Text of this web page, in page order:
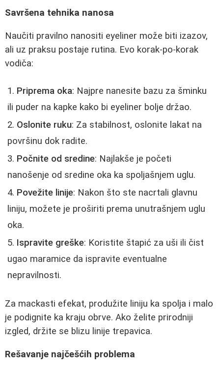
Savršena tehnika nanosa
Naučiti pravilno nanositi eyeliner može biti izazov,
ali uz praksu postaje rutina. Evo korak-po-korak
vodiča:
Priprema oka: Najpre nanesite bazu za šminku
ili puder na kapke kako bi eyeliner bolje držao.
Oslonite ruku: Za stabilnost, oslonite lakat na
površinu dok radite.
Počnite od sredine: Najlakše je početi
nanošenje od sredine oka ka spoljašnjem uglu.
Povežite linije: Nakon što ste nacrtali glavnu
liniju, možete je proširiti prema unutrašnjem uglu
oka.
Ispravite greške: Koristite štapić za uši ili čist
ugao maramice da ispravite eventualne
nepravilnosti.
Za mackasti efekat, produžite liniju ka spolja i malo
je podignite ka kraju obrve. Ako želite prirodniji
izgled, držite se blizu linije trepavica.
Rešavanje najčešćih problema